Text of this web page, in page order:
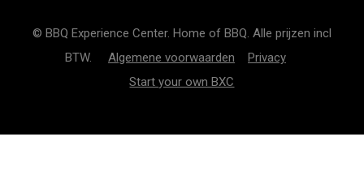
© BBQ Experience Center. Home of BBQ. Alle prijzen incl
BTW. Algemene voorwaarden
Privacy
Start your own BXC